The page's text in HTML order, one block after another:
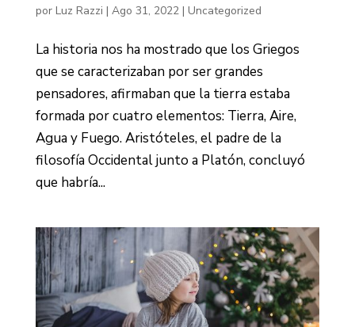
por Luz Razzi | Ago 31, 2022| Uncategorized
La historia nos ha mostrado que los Griegos
que se caracterizaban por ser grandes
pensadores, afirmaban que la tierra estaba
formada por cuatro elementos: Tierra, Aire,
Agua y Fuego. Aristóteles, el padre de la
filosofía Occidental junto a Platón, concluyó
que habría...